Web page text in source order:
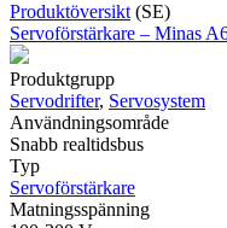
Produktöversikt (SE)
Servoförstärkare – Minas
Produktgrupp
Servodrifter, Servosystem
Användningsområde
Snabb realtidsbus
Typ
Servoförstärkare
Matningsspänning